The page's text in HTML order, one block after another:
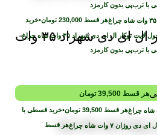
با ترب‌پی بدون کارمزد
هر قسط 230,000 تومان•خرید
با ترب‌پی بدون کارمزد
پنل فول لایت توکار ال ای دی شهراد ۳۵ وات
هر قسط 39,500 تومان
هر قسط 39,500 تومان•خرید قسطی با
هر قسط